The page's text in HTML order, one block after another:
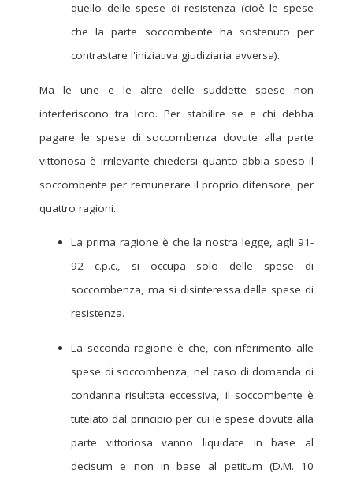
quello delle spese di resistenza (cioè le spese
che la parte soccombente ha sostenuto per
contrastare l'iniziativa giudiziaria avversa).
Ma le une e le altre delle suddette spese non
interferiscono tra loro. Per stabilire se e chi debba
pagare le spese di soccombenza dovute alla parte
vittoriosa è irrilevante chiedersi quanto abbia speso il
soccombente per remunerare il proprio difensore, per
quattro ragioni.
La prima ragione è che la nostra legge, agli 91-
92 c.p.c., si occupa solo delle spese di
soccombenza, ma si disinteressa delle spese di
resistenza.
La seconda ragione è che, con riferimento alle
spese di soccombenza, nel caso di domanda di
condanna risultata eccessiva, il soccombente è
tutelato dal principio per cui le spese dovute alla
parte vittoriosa vanno liquidate in base al
decisum e non in base al petitum (D.M. 10